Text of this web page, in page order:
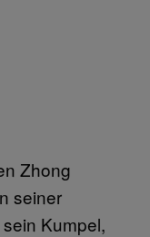
Zhong
seiner
Kumpel,